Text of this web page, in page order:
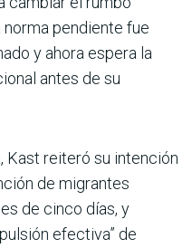
pendiente fue
y ahora espera la
antes de su
Kast reiteró su intención
de migrantes
de cinco días, y
efectiva” de